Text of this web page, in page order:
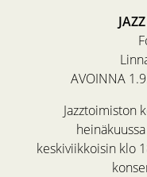
AVOINNA
Jazztoimiston
keskiviikkoisin klo